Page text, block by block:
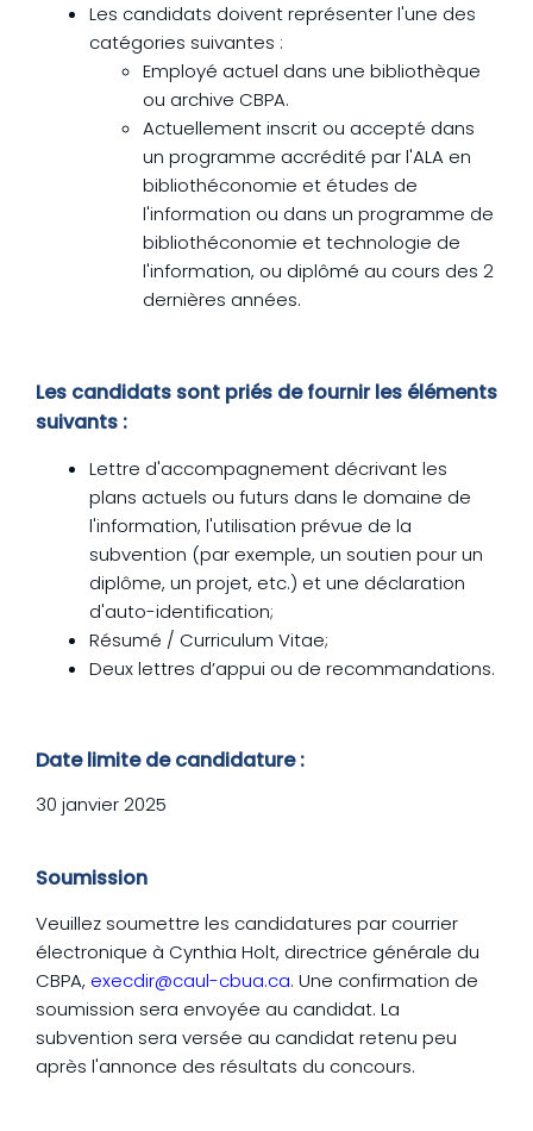
Les candidats doivent représenter l'une des
catégories suivantes :
Employé actuel dans une bibliothèque
ou archive CBPA.
Actuellement inscrit ou accepté dans
un programme accrédité par l'ALA en
bibliothéconomie et études de
l'information ou dans un programme de
bibliothéconomie et technologie de
l'information, ou diplômé au cours des 2
dernières années.
Les candidats sont priés de fournir les éléments
suivants :
Lettre d'accompagnement décrivant les
plans actuels ou futurs dans le domaine de
l'information, l'utilisation prévue de la
subvention (par exemple, un soutien pour un
diplôme, un projet, etc.) et une déclaration
d'auto-identification;
Résumé / Curriculum Vitae;
Deux lettres d’appui ou de recommandations.
Date limite de candidature :
30 janvier 2025
Soumission
Veuillez soumettre les candidatures par courrier
électronique à Cynthia Holt, directrice générale du
CBPA, execdir@caul-cbua.ca. Une confirmation de
soumission sera envoyée au candidat. La
subvention sera versée au candidat retenu peu
après l'annonce des résultats du concours.